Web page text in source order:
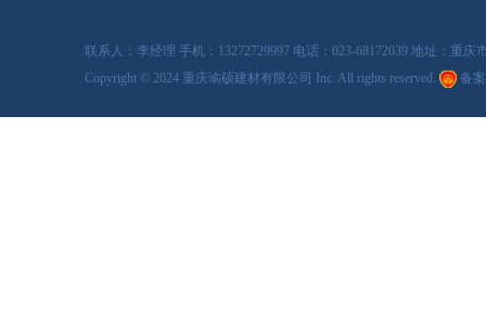
联系人：李经理 手机：13272729997 电话：023-68172039 地址：重庆
Copyright © 2024 重庆谕硕建材有限公司 Inc. All rights reserved. 备